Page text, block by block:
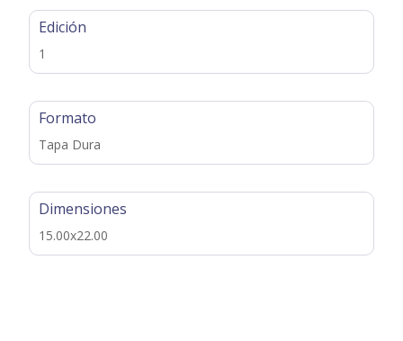
Edición
1
Formato
Tapa Dura
Dimensiones
15.00x22.00